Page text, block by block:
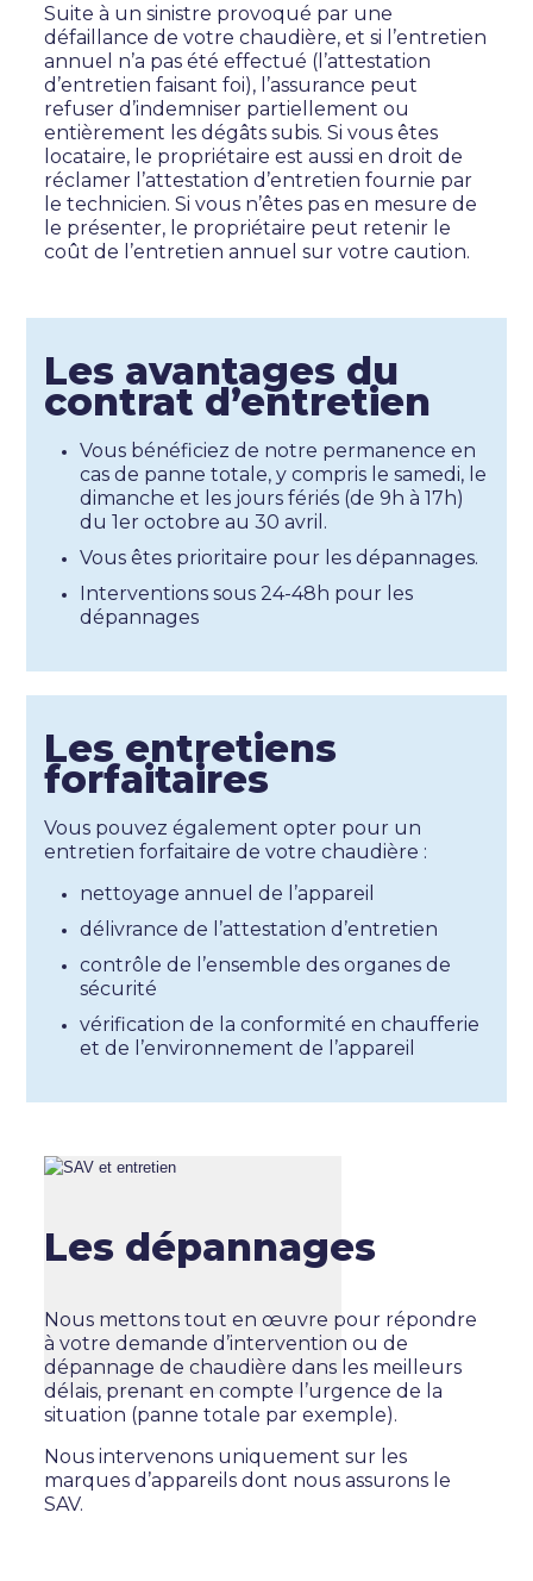
Suite à un sinistre provoqué par une
défaillance de votre chaudière, et si l’entretien
annuel n’a pas été effectué (l’attestation
d’entretien faisant foi), l’assurance peut
refuser d’indemniser partiellement ou
entièrement les dégâts subis. Si vous êtes
locataire, le propriétaire est aussi en droit de
réclamer l’attestation d’entretien fournie par
le technicien. Si vous n’êtes pas en mesure de
le présenter, le propriétaire peut retenir le
coût de l’entretien annuel sur votre caution.
Les avantages du
contrat d’entretien
Vous bénéficiez de notre permanence en
cas de panne totale, y compris le samedi, le
dimanche et les jours fériés (de 9h à 17h)
du 1er octobre au 30 avril.
Vous êtes prioritaire pour les dépannages.
Interventions sous 24-48h pour les
dépannages
Les entretiens
forfaitaires
Vous pouvez également opter pour un
entretien forfaitaire de votre chaudière :
nettoyage annuel de l’appareil
délivrance de l’attestation d’entretien
contrôle de l’ensemble des organes de
sécurité
vérification de la conformité en chaufferie
et de l’environnement de l’appareil
Les dépannages
Nous mettons tout en œuvre pour répondre
à votre demande d’intervention ou de
dépannage de chaudière dans les meilleurs
délais, prenant en compte l’urgence de la
situation (panne totale par exemple).
Nous intervenons uniquement sur les
marques d’appareils dont nous assurons le
SAV.